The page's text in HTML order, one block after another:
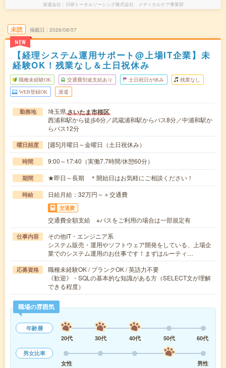
派遣会社 日研トータルソーシング株式会社 メディカルケア事業部
未読
NEW
掲載日 2026/08/07
【経理システム運用サポート@上場IT企業】未
経験OK！残業なし＆土日祝休み
職種未経験OK 交通費別途支給あり 土日祝日が休み 残業なし
WEB登録OK 派遣
勤務地 埼玉県さいたま市桜区
西浦和駅から徒歩6分／武蔵浦和駅からバス8分／中浦和駅か
らバス12分
曜日頻度 [週5]月曜日～金曜日（土日祝休み）
時間 9:00～17:40（実働7.7時間/休憩60分）
期間 ★即日～長期 ＊開始日はお気軽にご相談ください！
時給 日給月給：32万円～＋交通費
交通費
交通費全額支給 ※バスをご利用の場合は一部規定有
仕事内容
その他IT・エンジニア系
システム販売・運用やソフトウェア開発をしている、上場企
業でのシステム運用のお仕事です！まずはルーティ…
応募資格
職種未経験OK / ブランクOK / 英語力不要
《歓迎》・SQLの基本的な知識がある方（SELECT文が理解
できる程度）
職場の雰囲気
年齢層
20代
30代 40代 50代
60代
男女比率
女性
男性